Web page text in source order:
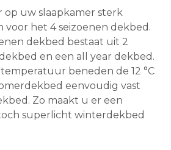
uw slaapkamer sterk
voor het 4 seizoenen dekbed.
dekbed bestaat uit 2
en een all year dekbed.
beneden de 12 °C
eenvoudig vast
Zo maakt u er een
superlicht winterdekbed